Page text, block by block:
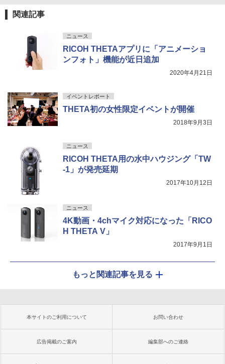
関連記事
ニュース
RICOH THETAアプリに「アニメーショ
ンフォト」機能が近日追加
2020年4月21日
イベントレポート
THETA初の女性限定イベントが開催
2018年9月3日
ニュース
RICOH THETA用の水中ハウジング「TW
-1」が発売延期
2017年10月12日
ニュース
4K動画・4chマイク対応になった「RICO
H THETA V」
2017年9月1日
もっと関連記事を見る
本サイトのご利用について お問い合わせ
広告掲載のご案内 編集部へのご連絡